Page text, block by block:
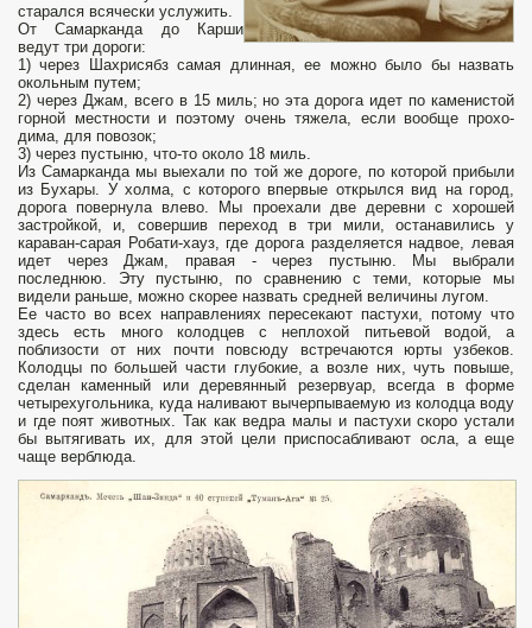
старался всячески услужить.
От Самарканда до Карши
ведут три дороги:
1) через Шахрисябз самая длинная, ее можно было бы назвать
окольным путем;
2) через Джам, всего в 15 миль; но эта дорога идет по каменистой
горной местности и поэтому очень тяжела, если вообще прохо­
дима, для повозок;
3) через пустыню, что-то около 18 миль.
Из Самарканда мы выехали по той же дороге, по которой прибыли
из Бухары. У холма, с которого впервые открылся вид на город,
дорога повернула влево. Мы проехали две деревни с хорошей
застройкой, и, совершив переход в три мили, останавились у
караван-сарая Робати-хауз, где дорога разделяется надвое, левая
идет через Джам, правая - через пустыню. Мы выбрали
последнюю. Эту пустыню, по сравнению с теми, которые мы
видели раньше, можно скорее назвать средней величины лугом.
Ее часто во всех направлениях пересекают пастухи, потому что
здесь есть много колодцев с неплохой питьевой водой, а
поблизости от них почти повсюду встречаются юрты узбеков.
Колодцы по большей части глубокие, а возле них, чуть повыше,
сделан каменный или деревянный резервуар, всегда в форме
четырехугольника, куда наливают вычерпываемую из колодца воду
и где поят животных. Так как ведра малы и пастухи скоро устали
бы вытягивать их, для этой цели приспосабливают осла, а еще
чаще верблюда.